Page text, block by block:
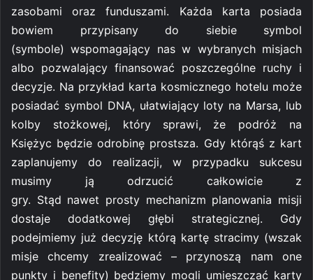
zasobami oraz funduszami. Każda karta posiada
bowiem przypisany do siebie symbol
(symbole) wspomagający nas w wybranych misjach
albo pozwalający finansować poszczególne ruchy i
decyzje. Na przykład karta kosmicznego hotelu może
posiadać symbol DNA, ułatwiający loty na Marsa, lub
kolby stożkowej, który sprawi, że podróż na
Księżyc będzie odrobinę prostsza. Gdy którąś z kart
zaplanujemy do realizacji, w przypadku sukcesu
musimy ją odrzucić całkowicie z
gry. Stąd nawet prosty mechanizm planowania misji
dostaje dodatkowej głębi strategicznej. Gdy
podejmiemy już decyzję którą kartę stracimy (wszak
misje chcemy zrealizować – przynoszą nam one
punkty i benefity) będziemy mogli umieszczać karty